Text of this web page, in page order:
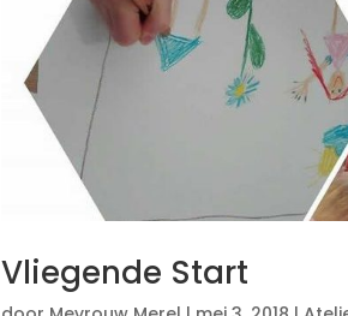
Vliegende Start